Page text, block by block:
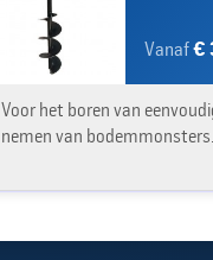
Vanaf€
Voor het boren van
nemen van